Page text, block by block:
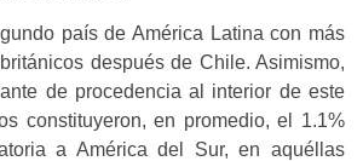
país de América Latina con más
después de Chile. Asimismo,
de procedencia al interior de este
constituyeron, en promedio, el 1.1%
a América del Sur, en aquéllas